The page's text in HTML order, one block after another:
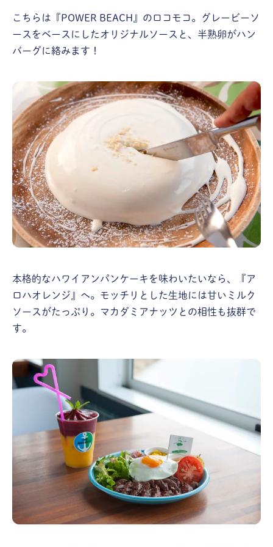
こちらは『POWER BEACH』のロコモコ。グレービーソ
ースをベースにしたオリジナルソースと、半熟卵がハン
バーグに絡みます！
本格的なハワイアンパンケーキを味わいたいなら、『ア
ロハオレンジ』へ。モッチリとした生地には甘いミルク
ソースがたっぷり。マカダミアナッツとの相性も抜群で
す。